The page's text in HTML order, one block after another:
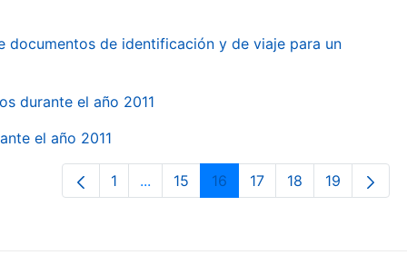
de identificación y de viaje para un
durante el año 2011
el año 2011
Orrialdea
1 ...Intermediate Pages Use TAB to
Orrialdea
15 Orrialdea
16 Orrialdea
17 Orrialdea
18 Orrialdea
19